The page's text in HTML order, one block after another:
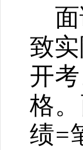
致
开
格
绩=